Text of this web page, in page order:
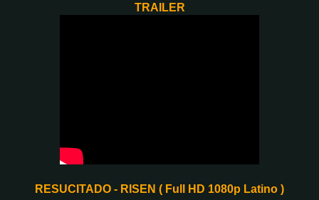
TRAILER
RESUCITADO - RISEN ( Full HD 1080p Latino )